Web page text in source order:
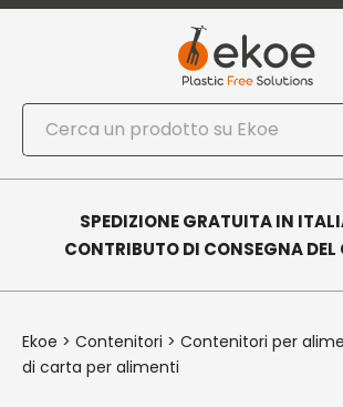
Cerca
SPEDIZIONE GRATUITA IN
CONTRIBUTO DI CONSEGNA DEL
Ekoe > Contenitori > Contenitori per
di carta per alimenti